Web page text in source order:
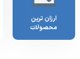
ارزان ترین
محصولات